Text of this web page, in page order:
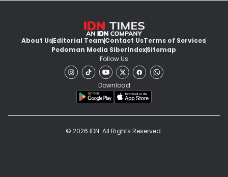
About UsEditorial TeamContact UsTerms of Services
Pedoman Media SiberIndexSitemap
Follow Us
Download
© 2026 IDN. All Rights Reserved.